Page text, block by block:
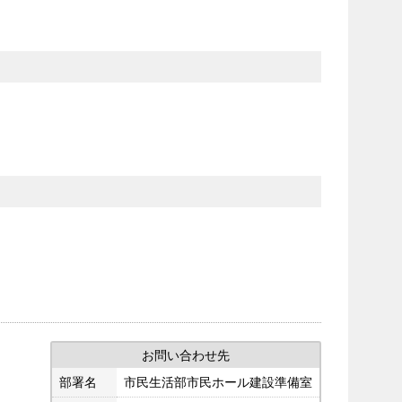
お問い合わせ先
部署名
市民生活部市民ホール建設準備室